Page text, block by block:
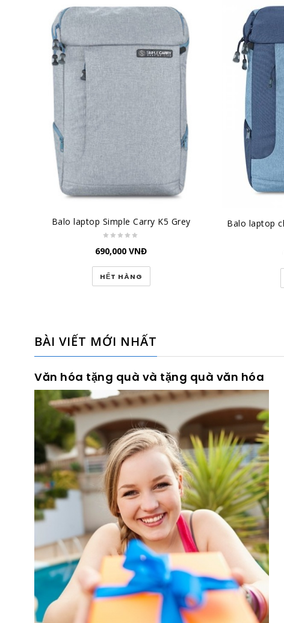
Balo laptop Simple Carry K5 Grey
690,000 VNĐ
HẾT HÀNG
BÀI VIẾT MỚI NHẤT
Văn hóa tặng quà và tặng quà văn hóa